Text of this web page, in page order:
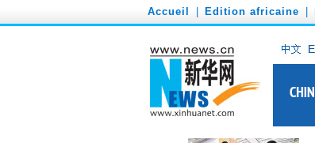
Accueil Edition africaine